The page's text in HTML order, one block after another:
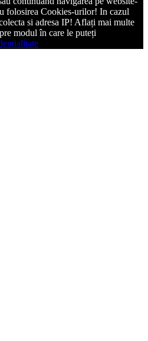
folosirea Cookies-urilor! In cazul
si adresa IP! Aflați mai multe
modul în care le puteți